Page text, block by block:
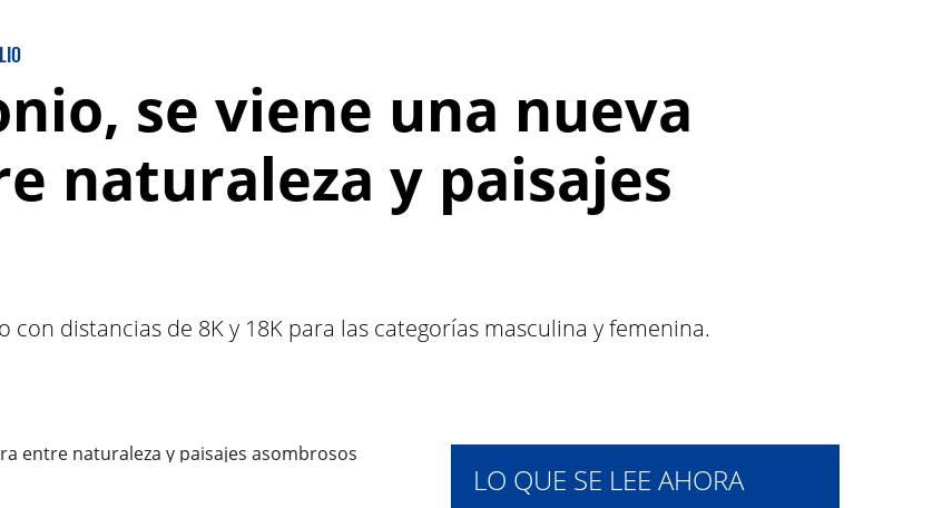
se viene una nueva
naturaleza y paisajes
distancias de 8K y 18K para las categorías masculina y femenina.
LO QUE SE LEE AHORA